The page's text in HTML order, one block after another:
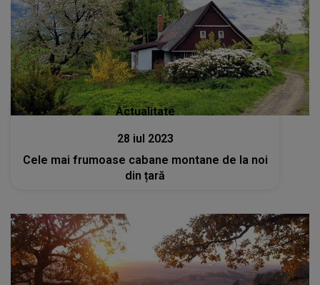
Actualitate
28 iul 2023
Cele mai frumoase cabane montane de la noi
din țară